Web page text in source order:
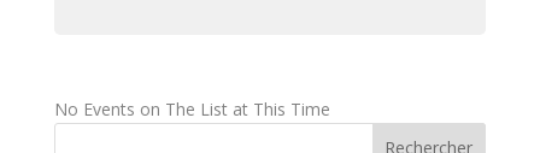
No Events on The List at This Time